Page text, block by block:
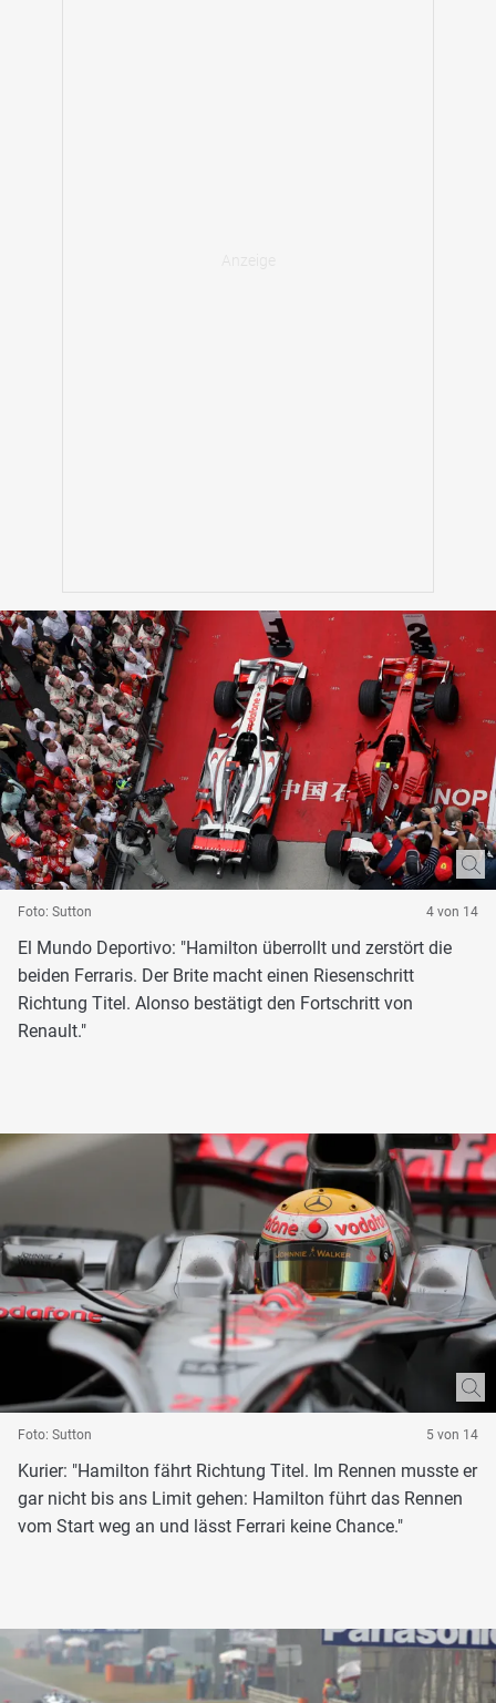
Foto: Sutton 4 von 14
El Mundo Deportivo: "Hamilton überrollt und zerstört die
beiden Ferraris. Der Brite macht einen Riesenschritt
Richtung Titel. Alonso bestätigt den Fortschritt von
Renault."
Foto: Sutton 5 von 14
Kurier: "Hamilton fährt Richtung Titel. Im Rennen musste er
gar nicht bis ans Limit gehen: Hamilton führt das Rennen
vom Start weg an und lässt Ferrari keine Chance."